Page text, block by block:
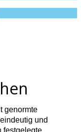
genormte
und
festgelegte